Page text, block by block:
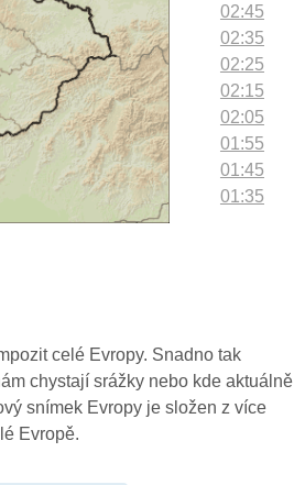
02:45
02:35
02:25
02:15
02:05
01:55
01:45
01:35
00:35
00:25
00:15
celé Evropy. Snadno tak
chystají srážky nebo kde aktuálně
snímek Evropy je složen z více
Evropě.